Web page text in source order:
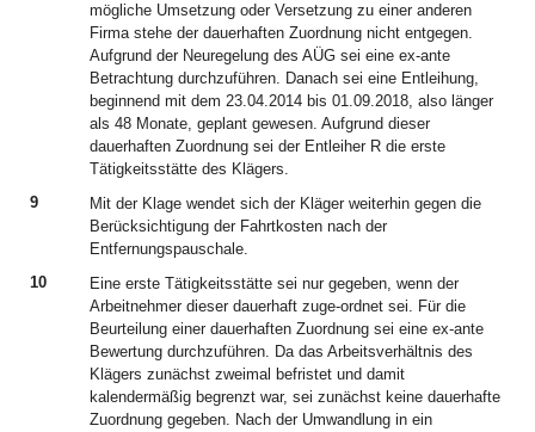
mögliche Umsetzung oder Versetzung zu einer anderen
Firma stehe der dauerhaften Zuordnung nicht entgegen.
Aufgrund der Neuregelung des AÜG sei eine ex-ante
Betrachtung durchzuführen. Danach sei eine Entleihung,
beginnend mit dem 23.04.2014 bis 01.09.2018, also länger
als 48 Monate, geplant gewesen. Aufgrund dieser
dauerhaften Zuordnung sei der Entleiher R die erste
Tätigkeitsstätte des Klägers.
9
Mit der Klage wendet sich der Kläger weiterhin gegen die
Berücksichtigung der Fahrtkosten nach der
Entfernungspauschale.
10
Eine erste Tätigkeitsstätte sei nur gegeben, wenn der
Arbeitnehmer dieser dauerhaft zuge-ordnet sei. Für die
Beurteilung einer dauerhaften Zuordnung sei eine ex-ante
Bewertung durchzuführen. Da das Arbeitsverhältnis des
Klägers zunächst zweimal befristet und damit
kalendermäßig begrenzt war, sei zunächst keine dauerhafte
Zuordnung gegeben. Nach der Umwandlung in ein